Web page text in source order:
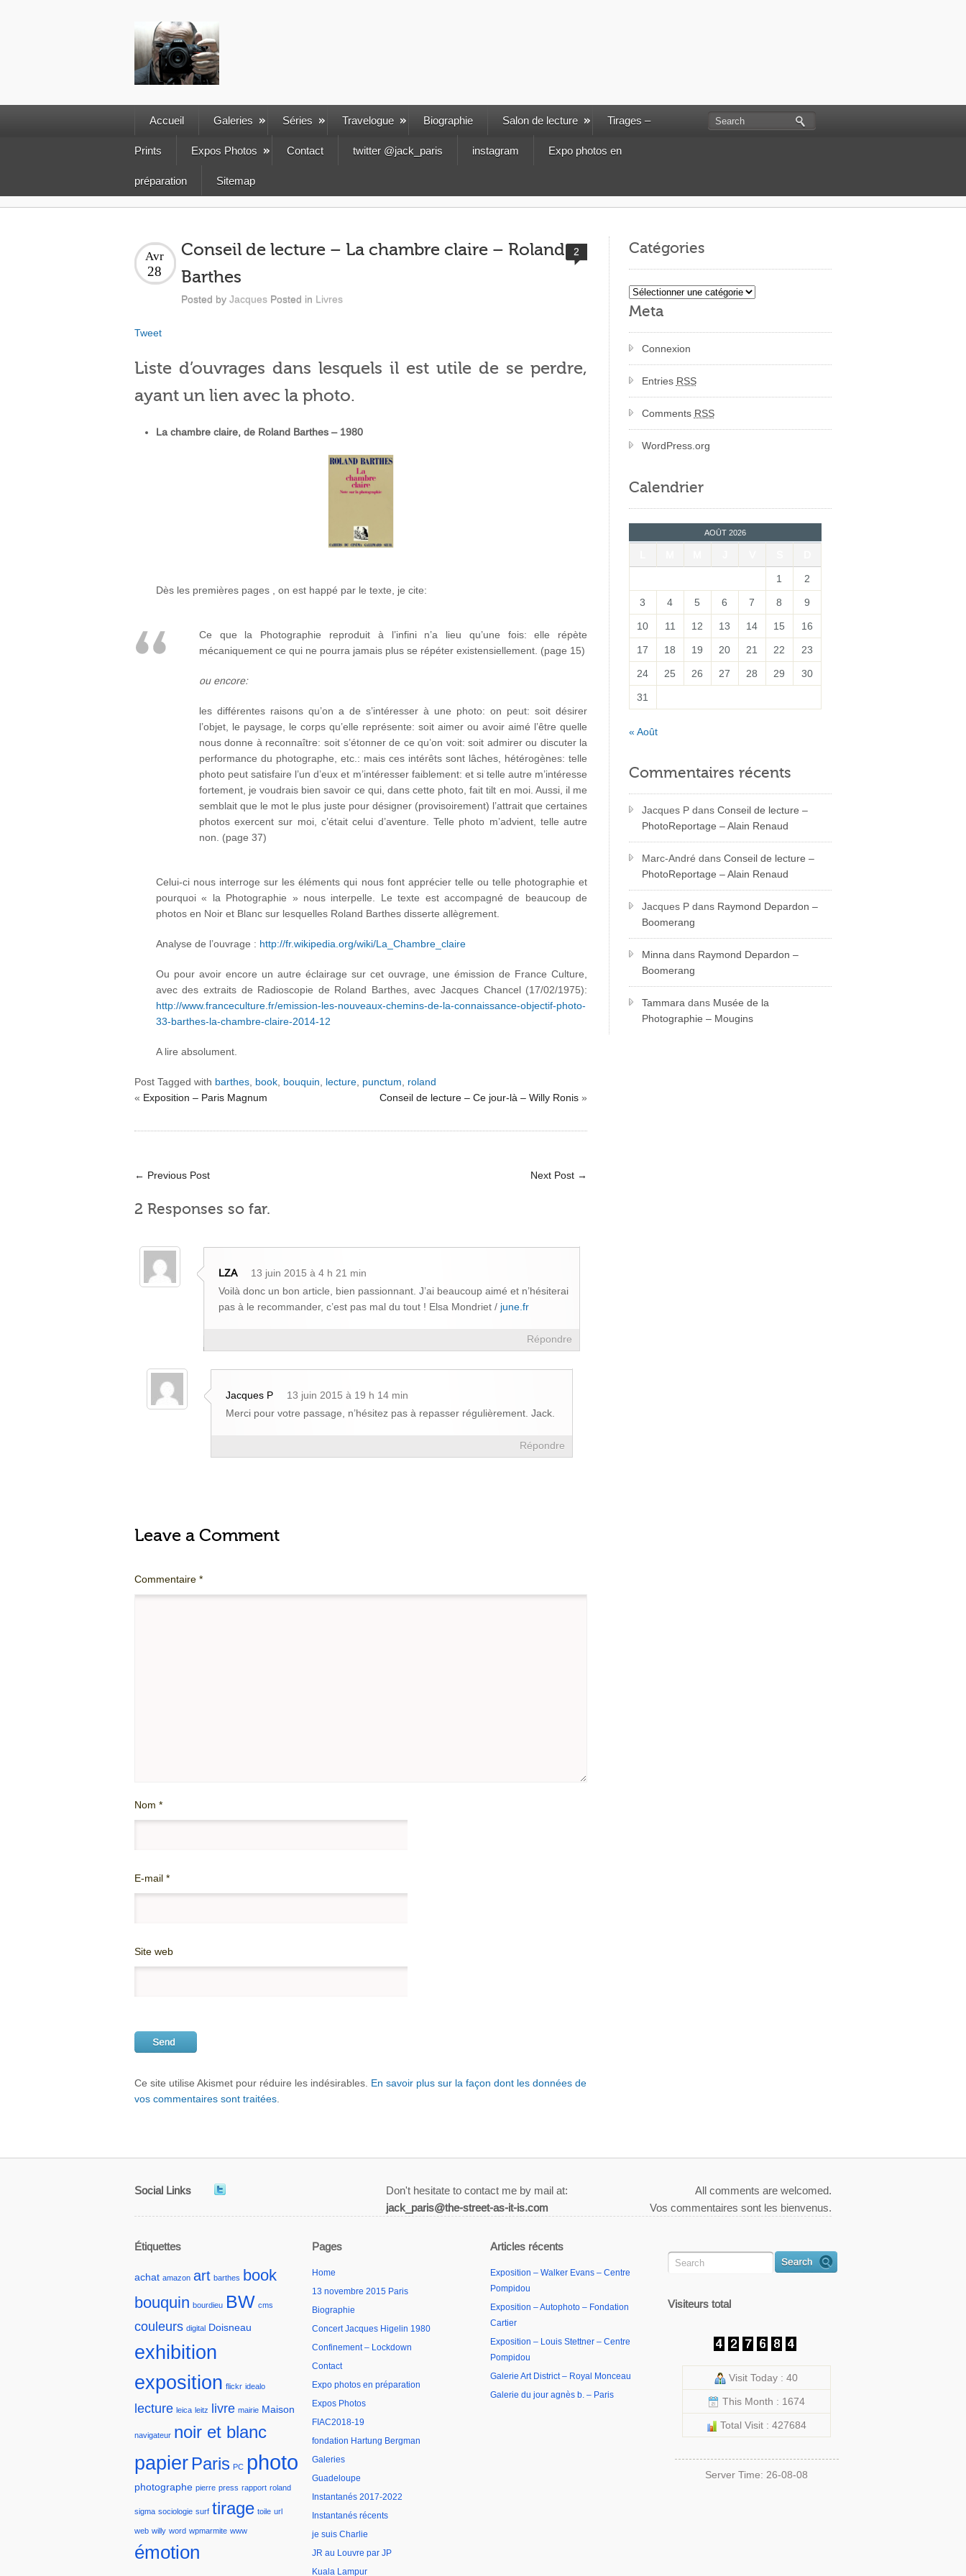
Accueil Galeries Séries Travelogue Biographie Salon de lecture Tirages –
Prints Expos Photos Contact twitter @jack_paris instagram Expo photos en
préparation Sitemap
Conseil de lecture – La chambre claire – Roland
Barthes
Avr
28
Posted by Jacques Posted in Livres
2
Tweet
Liste d’ouvrages dans lesquels il est utile de se perdre,
ayant un lien avec la photo.
La chambre claire, de Roland Barthes – 1980
Dès les premières pages , on est happé par le texte, je cite:
Ce que la Photographie reproduit à l’infini n’a lieu qu’une fois: elle répète
mécaniquement ce qui ne pourra jamais plus se répéter existensiellement. (page 15)
ou encore:
les différentes raisons qu’on a de s’intéresser à une photo: on peut: soit désirer
l’objet, le paysage, le corps qu’elle représente: soit aimer ou avoir aimé l’être quelle
nous donne à reconnaître: soit s’étonner de ce qu’on voit: soit admirer ou discuter la
performance du photographe, etc.: mais ces intérêts sont lâches, hétérogènes: telle
photo peut satisfaire l’un d’eux et m’intéresser faiblement: et si telle autre m’intéresse
fortement, je voudrais bien savoir ce qui, dans cette photo, fait tilt en moi. Aussi, il me
semblait que le mot le plus juste pour désigner (provisoirement) l’attrait que certaines
photos exercent sur moi, c’était celui d’aventure. Telle photo m’advient, telle autre
non. (page 37)
Celui-ci nous interroge sur les éléments qui nous font apprécier telle ou telle photographie et
pourquoi « la Photographie » nous interpelle. Le texte est accompagné de beaucoup de
photos en Noir et Blanc sur lesquelles Roland Barthes disserte allègrement.
Analyse de l’ouvrage : http://fr.wikipedia.org/wiki/La_Chambre_claire
Ou pour avoir encore un autre éclairage sur cet ouvrage, une émission de France Culture,
avec des extraits de Radioscopie de Roland Barthes, avec Jacques Chancel (17/02/1975):
http://www.franceculture.fr/emission-les-nouveaux-chemins-de-la-connaissance-objectif-photo-
33-barthes-la-chambre-claire-2014-12
A lire absolument.
Post Tagged with barthes, book, bouquin, lecture, punctum, roland
« Exposition – Paris Magnum Conseil de lecture – Ce jour-là – Willy Ronis »
← Previous Post Next Post →
2 Responses so far.
LZA
13 juin 2015 à 4 h 21 min
Voilà donc un bon article, bien passionnant. J’ai beaucoup aimé et n’hésiterai
pas à le recommander, c’est pas mal du tout ! Elsa Mondriet / june.fr
Répondre
Jacques P
13 juin 2015 à 19 h 14 min
Merci pour votre passage, n’hésitez pas à repasser régulièrement. Jack.
Répondre
Leave a Comment
Commentaire *
Nom *
E-mail *
Site web
Ce site utilise Akismet pour réduire les indésirables. En savoir plus sur la façon dont les données de
vos commentaires sont traitées.
Catégories
Catégories
Meta
Connexion
Entries RSS
Comments RSS
WordPress.org
Calendrier
AOÛT 2026
1 2
3 4 5 6 7 8 9
10 11 12 13 14 15 16
17 18 19 20 21 22 23
24 25 26 27 28 29 30
31
« Août
Commentaires récents
Jacques Pdans Conseil de lecture –
PhotoReportage – Alain Renaud
Marc-André dans Conseil de lecture –
PhotoReportage – Alain Renaud
Jacques Pdans Raymond Depardon –
Boomerang
Minna dans Raymond Depardon –
Boomerang
Tammara dans Musée de la
Photographie – Mougins
Social Links
Don't hesitate to contact me by mail at:
jack_paris@the-street-as-it-is.com
All comments are welcomed.
Vos commentaires sont les bienvenus.
Étiquettes
achat amazon art barthes
book
bouquin bourdieu BW cms
couleurs digital Doisneau
exhibition
exposition flickr idealo
lecture leica leitz livre mairie Maison
navigateur noir et blanc
papier Paris PC photo
photographe pierre press rapport roland
sigma sociologie surf tirage toile url
web willy word wpmarmite www
émotion
Pages
Home
13 novembre 2015 Paris
Biographie
Concert Jacques Higelin 1980
Confinement – Lockdown
Contact
Expo photos en préparation
Expos Photos
FIAC2018-19
fondation Hartung Bergman
Galeries
Guadeloupe
Instantanés 2017-2022
Instantanés récents
je suis Charlie
JR au Louvre par JP
Kuala Lampur
Articles récents
Exposition – Walker Evans – Centre
Pompidou
Exposition – Autophoto – Fondation
Cartier
Exposition – Louis Stettner – Centre
Pompidou
Galerie Art District – Royal Monceau
Galerie du jour agnès b. – Paris
Visiteurs total
Visit Today : 40
This Month : 1674
Total Visit : 427684
Server Time: 26-08-08